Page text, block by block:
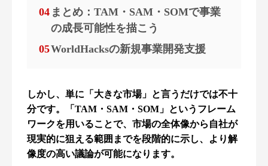
04 まとめ：TAM・SAM・SOMで事業
の成長可能性を描こう
05WorldHacksの新規事業開発支援
しかし、単に「大きな市場」と言うだけでは不十
分です。「TAM・SAM・SOM」というフレーム
ワークを用いることで、市場の全体像から自社が
現実的に狙える範囲までを段階的に示し、より解
像度の高い議論が可能になります。